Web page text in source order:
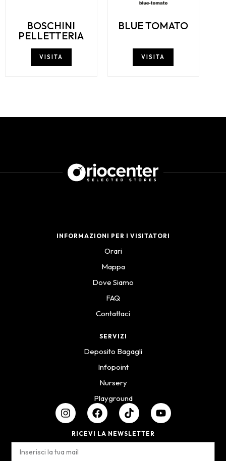
BOSCHINI
PELLETTERIA
VISITA
BLUE TOMATO
VISITA
INFORMAZIONI PER I VISITATORI
Orari
Mappa
Dove Siamo
FAQ
Contattaci
SERVIZI
Deposito Bagagli
Infopoint
Nursery
Playground
RICEVI LA NEWSLETTER